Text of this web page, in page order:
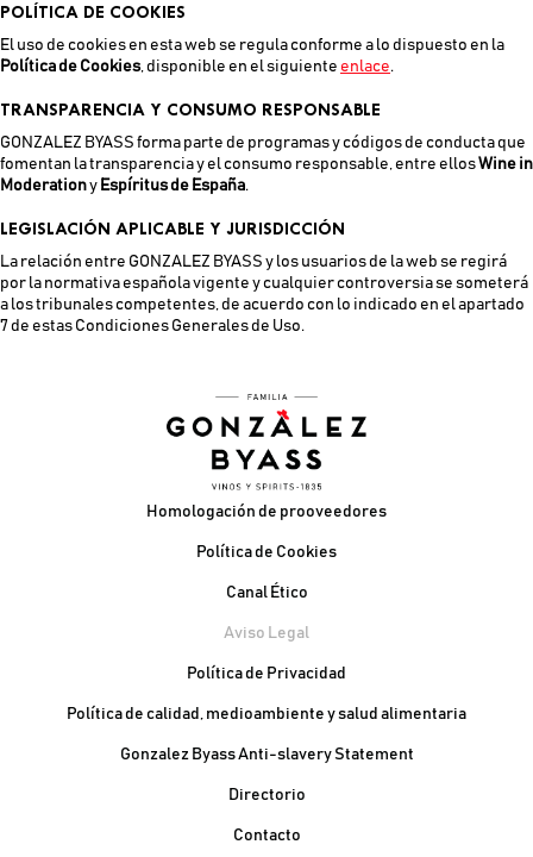
POLÍTICA DE COOKIES
El uso de cookies en esta web se regula conforme a lo dispuesto en la
Política de Cookies, disponible en el siguiente enlace.
TRANSPARENCIA Y CONSUMO RESPONSABLE
GONZALEZ BYASS forma parte de programas y códigos de conducta que
fomentan la transparencia y el consumo responsable, entre ellosWine in
Moderationy Espíritus de España.
LEGISLACIÓN APLICABLE Y JURISDICCIÓN
La relación entre GONZALEZ BYASS y los usuarios de la web se regirá
por la normativa española vigente y cualquier controversia se someterá
a los tribunales competentes, de acuerdo con lo indicado en el apartado
7 de estas Condiciones Generales de Uso.
Pie de páginaHomologación de prooveedores
Política de Cookies
Canal Ético
Aviso Legal
Política de Privacidad
Política de calidad, medioambiente y salud alimentaria
Gonzalez Byass Anti-slavery Statement
Contacto Pie de página
Directorio
Contacto